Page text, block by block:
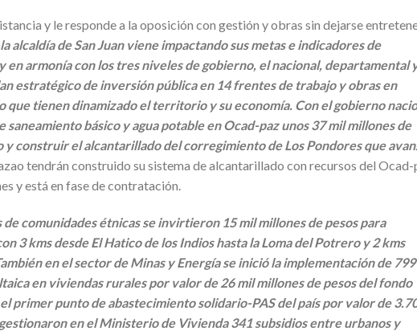
y le responde a la oposición con gestión y obras sin dejarse
alcaldía de San Juan viene impactando sus metas e indicadores de
en armonía con los tres niveles de gobierno, el nacional, departamental
estratégico de inversión pública en 14 frentes de trabajo y obras en
tienen dinamizado el territorio y su economía. Con el gobierno
saneamiento básico y agua potable en Ocad-paz unos 37 mil millones de
y construir el alcantarillado del corregimiento de Los Pondores que
tendrán construido su sistema de alcantarillado con recursos del Ocad-
y está en fase de contratación.
comunidades étnicas se invirtieron 15 mil millones de pesos para
3 kms desde El Hatico de los Indios hasta la Loma del Potrero y 2 kms
en el sector de Minas y Energía se inició la implementación de 799
en viviendas rurales por valor de 26 mil millones de pesos del fondo
primer punto de abastecimiento solidario-PAS del país por valor de
en el Ministerio de Vivienda 341 subsidios entre urbanos y